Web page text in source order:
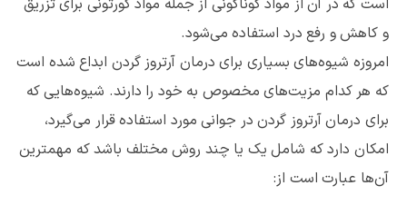
است که در آن از مواد گوناگونی از جمله مواد کورتونی برای تزریق
و کاهش و رفع درد استفاده می‌شود.
امروزه شیوه‌های بسیاری برای درمان آرتروز گردن ابداع شده است
که هر کدام مزیت‌های مخصوص به خود را دارند. شیوه‌هایی که
برای درمان آرتروز گردن در جوانی مورد استفاده قرار می‌گیرد،
امکان دارد که شامل یک یا چند روش مختلف باشد که مهمترین
آن‌ها عبارت است از: